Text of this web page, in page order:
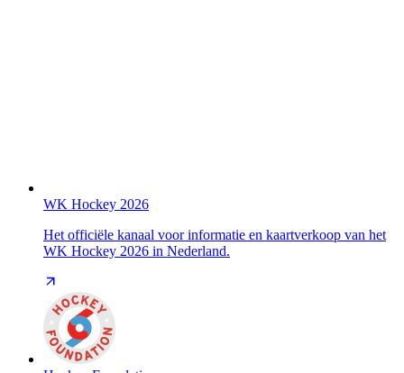
WK Hockey 2026
Het officiële kanaal voor informatie en kaartverkoop van het
WK Hockey 2026 in Nederland.